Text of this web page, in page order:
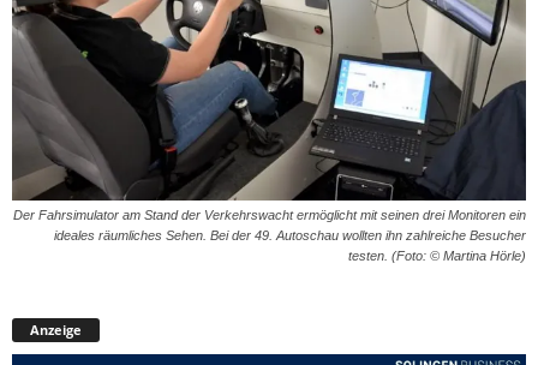
Der Fahrsimulator am Stand der Verkehrswacht ermöglicht mit seinen drei Monitoren ein
ideales räumliches Sehen. Bei der 49. Autoschau wollten ihn zahlreiche Besucher
testen. (Foto: © Martina Hörle)
Anzeige